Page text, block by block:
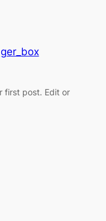
first post. Edit or